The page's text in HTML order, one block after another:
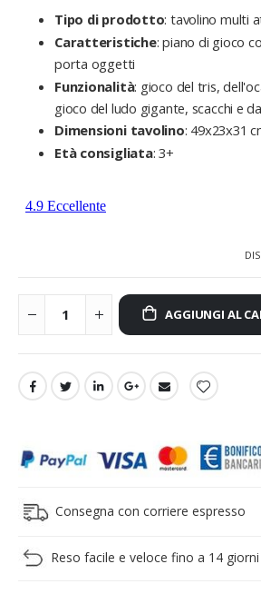
Tipo di prodotto: tavolino multi
Caratteristiche: piano di gioco
porta oggetti
Funzionalità: gioco del tris,
gioco del ludo gigante, scacchi e
Dimensioni tavolino: 49x23x31
Età consigliata: 3+
AGGIUNGI AL
Consegna con corriere espresso
Reso facile e veloce fino a 14 giorni